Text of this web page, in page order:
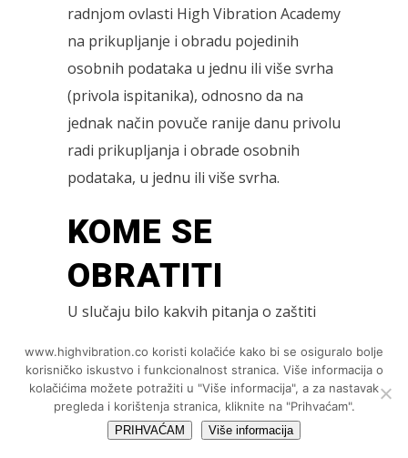
radnjom ovlasti High Vibration Academy
na prikupljanje i obradu pojedinih
osobnih podataka u jednu ili više svrha
(privola ispitanika), odnosno da na
jednak način povuče ranije danu privolu
radi prikupljanja i obrade osobnih
podataka, u jednu ili više svrha.
KOME SE
OBRATITI
U slučaju bilo kakvih pitanja o zaštiti
Vibration Academy, korisnici i/ili kupci
se mogu obratiti službeniku za zaštitu
osobnih podataka putem elektroničke
www.highvibration.co koristi kolačiće kako bi se osiguralo bolje
korisničko iskustvo i funkcionalnost stranica. Više informacija o
kolačićima možete potražiti u "Više informacija", a za nastavak
pregleda i korištenja stranica, kliknite na "Prihvaćam".
PRIHVAĆAM Više informacija